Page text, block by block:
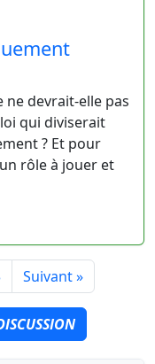
ne devrait-elle pas
qui diviserait
? Et pour
rôle à jouer et
Suivant »